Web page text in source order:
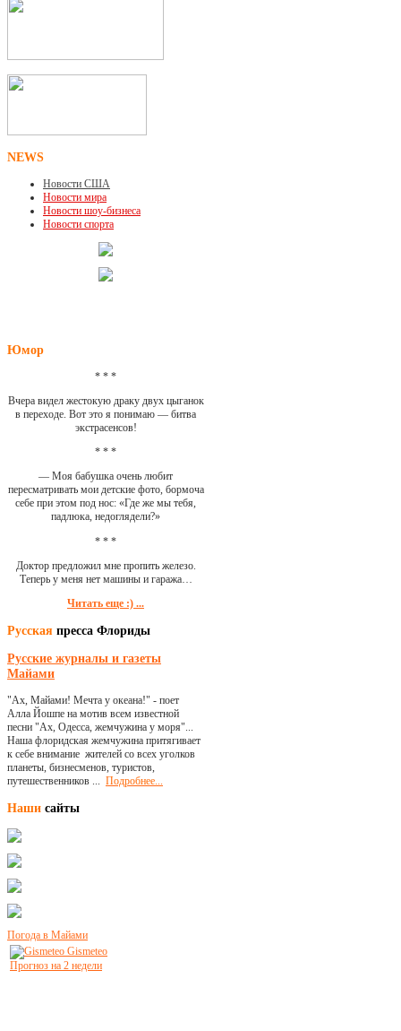
NEWS
Новости США
Новости мира
Новости шоу-бизнеса
Новости спорта
Юмор
* * *
Вчера видел жестокую драку двух цыганок
в переходе. Вот это я понимаю — битва
экстрасенсов!
* * *
— Моя бабушка очень любит
пересматривать мои детские фото, бормоча
себе при этом под нос: «Где же мы тебя,
падлюка, недоглядели?»
* * *
Доктор предложил мне пропить железо.
Теперь у меня нет машины и гаража…
Читать еще :) ...
Русская пресса Флориды
Русские журналы и газеты
Майами
"Ах, Майами! Мечта у океана!" - поет
Алла Йошпе на мотив всем известной
песни "Ах, Одесса, жемчужина у моря"...
Наша флоридская жемчужина притягивает
к себе внимание жителей со всех уголков
планеты, бизнесменов, туристов,
путешественников ... Подробнее...
Наши сайты
Погода в Майами
Gismeteo
Прогноз на 2 недели